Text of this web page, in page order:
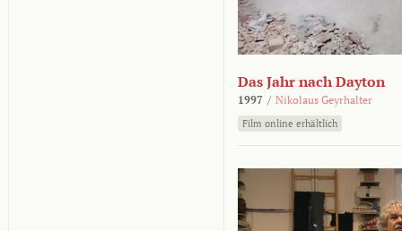
Das Jahr nach Dayton
1997 / Nikolaus Geyrhalter
Film online erhältlich